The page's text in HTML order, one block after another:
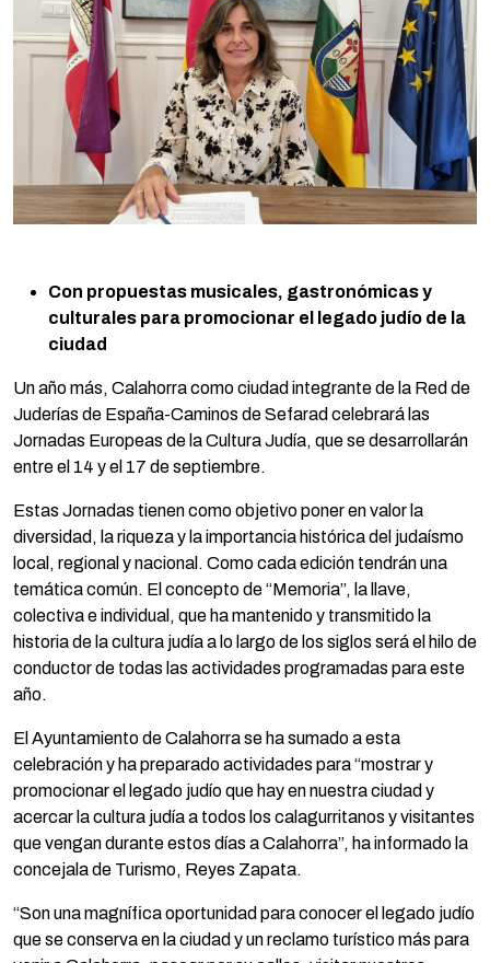
Con propuestas musicales, gastronómicas y
culturales para promocionar el legado judío de la
ciudad
Un año más, Calahorra como ciudad integrante de la Red de
Juderías de España-Caminos de Sefarad celebrará las
Jornadas Europeas de la Cultura Judía, que se desarrollarán
entre el 14 y el 17 de septiembre.
Estas Jornadas tienen como objetivo poner en valor la
diversidad, la riqueza y la importancia histórica del judaísmo
local, regional y nacional. Como cada edición tendrán una
temática común. El concepto de “Memoria”, la llave,
colectiva e individual, que ha mantenido y transmitido la
historia de la cultura judía a lo largo de los siglos será el hilo de
conductor de todas las actividades programadas para este
año.
El Ayuntamiento de Calahorra se ha sumado a esta
celebración y ha preparado actividades para “mostrar y
promocionar el legado judío que hay en nuestra ciudad y
acercar la cultura judía a todos los calagurritanos y visitantes
que vengan durante estos días a Calahorra”, ha informado la
concejala de Turismo, Reyes Zapata.
“Son una magnífica oportunidad para conocer el legado judío
que se conserva en la ciudad y un reclamo turístico más para